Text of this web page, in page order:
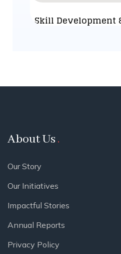
Skill Development
About Us
Our Story
Our Initiatives
Impactful Stories
Annual Reports
Privacy Policy